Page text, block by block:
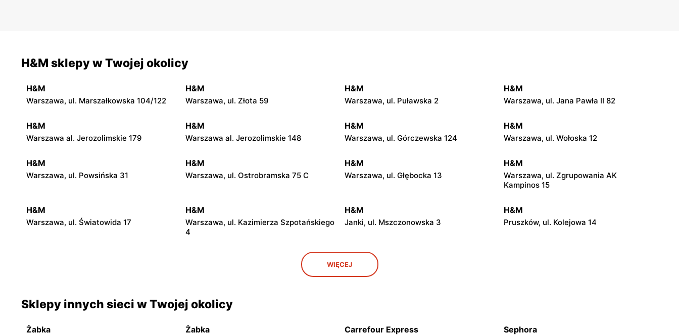
H&M sklepy w Twojej okolicy
H&M
Warszawa, ul. Marszałkowska 104/122
H&M
Warszawa, ul. Złota 59
H&M
Warszawa, ul. Puławska 2
H&M
Warszawa, ul. Jana Pawła II 82
H&M
Warszawa al. Jerozolimskie 179
H&M
Warszawa al. Jerozolimskie 148
H&M
Warszawa, ul. Górczewska 124
H&M
Warszawa, ul. Wołoska 12
H&M
Warszawa, ul. Powsińska 31
H&M
Warszawa, ul. Ostrobramska 75 C
H&M
Warszawa, ul. Głębocka 13
H&M
Warszawa, ul. Zgrupowania AK
Kampinos 15
H&M
Warszawa, ul. Światowida 17
H&M
Warszawa, ul. Kazimierza Szpotańskiego
4
H&M
Janki, ul. Mszczonowska 3
H&M
Pruszków, ul. Kolejowa 14
Otwock, ul. Kupiecka 2
Nowy Dwór Mazowiecki, ul. Warszawska
Żyrardów, ul. 1 Maja 40
WIĘCEJ
Sklepy innych sieci w Twojej okolicy
Żabka Żabka Carrefour Express Sephora